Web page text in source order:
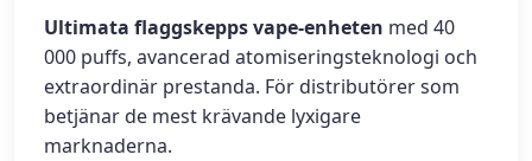
Ultimata flaggskepps vape-enheten med 40
000 puffs, avancerad atomiseringsteknologi och
extraordinär prestanda. För distributörer som
betjänar de mest krävande lyxigare
marknaderna.